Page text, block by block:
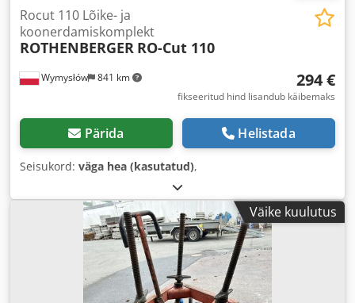
Wymysłów 841 km
Rocut 110 Lõike- ja
koonerdamiskomplekt
ROTHENBERGER RO-Cut 110
294 €
fikseeritud hind lisandub käibemaks
Pärida Helistada
Seisukord: väga hea (kasutatud),
Väike kuulutus